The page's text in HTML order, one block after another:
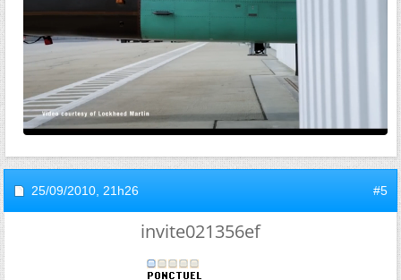
25/09/2010, 21h26 #5
invite021356ef